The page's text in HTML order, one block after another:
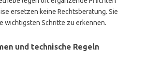
ersetzen keine Rechtsberatung. Sie
wichtigsten Schritte zu erkennen.
und technische Regeln